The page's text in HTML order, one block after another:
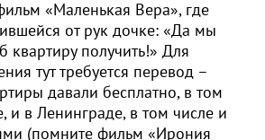
«Маленькая Вера», где
от рук дочке: «Да мы
квартиру получить!» Для
тут требуется перевод –
давали бесплатно, в том
и в Ленинграде, в том числе и
(помните фильм «Ирония